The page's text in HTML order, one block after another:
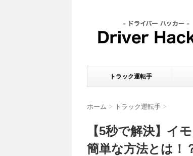
トラック運転手
ホーム > トラック運転手 >
【5秒で解決】イ
簡単な方法とは！